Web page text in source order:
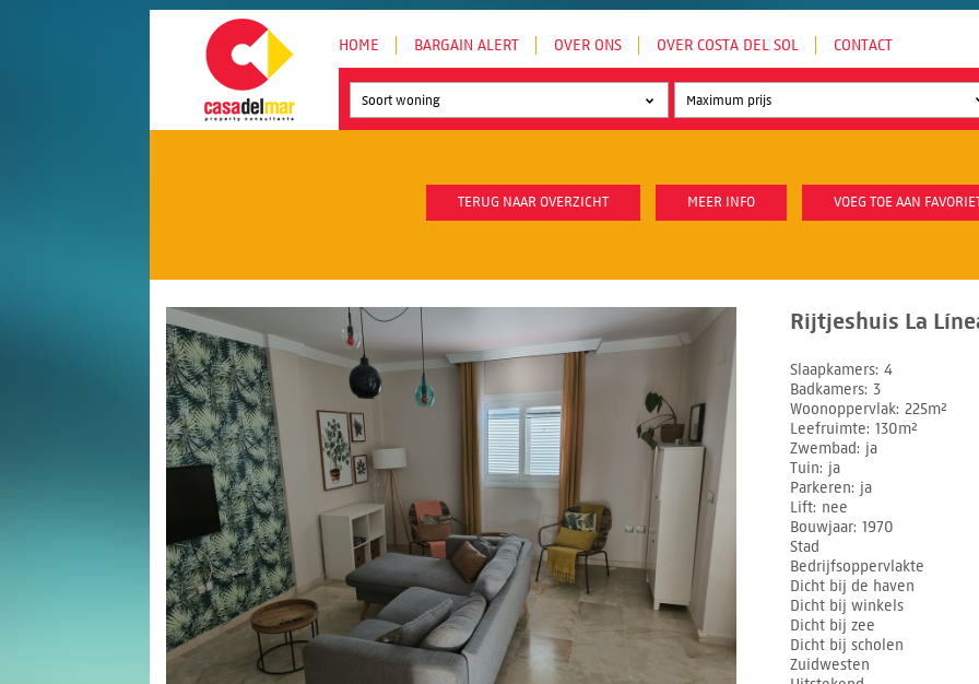
HOME BARGAIN ALERT OVER ONS OVER COSTA DEL SOL CONTACT
Soort woning
TERUG NAAR OVERZICHT MEER INFO VOEG TOE AAN
Rijtjeshuis La
Slaapkamers 4
Badkamers 3
Woonoppervlak 225m²
Leefruimte 130m²
Zwembad
ja
Tuin ja
Parkeren ja
Lift nee
Bouwjaar 1970
Stad
Bedrijfsoppervlakte
Dicht bij de haven
Dicht bij winkels
Dicht bij zee
Dicht bij scholen
Zuidwesten